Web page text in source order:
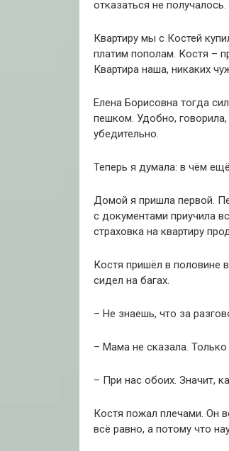
отказаться не получалось.
Квартиру мы с Костей
платим пополам. Костя –
Квартира наша, никаких
Елена Борисовна тогда
пешком. Удобно,
убедительно.
Теперь я думала: в чём
Домой я пришла первой.
с документами приучила
страховка на квартиру
Костя пришёл в половине
сидел на багах.
– Не знаешь, что за
– Мама не сказала.
– При нас обоих. Значит,
Костя пожал плечами. Он
всё равно, а потому что